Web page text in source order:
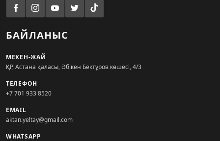
БАЙЛАНЫС
МЕКЕН-ЖАЙ
ҚР, Астана қаласы, Әбікен Бектұров көшесі, 4/3
ТЕЛЕФОН
+7 701 933 8520
EMAIL
aktan.yeltay@gmail.com
WHATSAPP